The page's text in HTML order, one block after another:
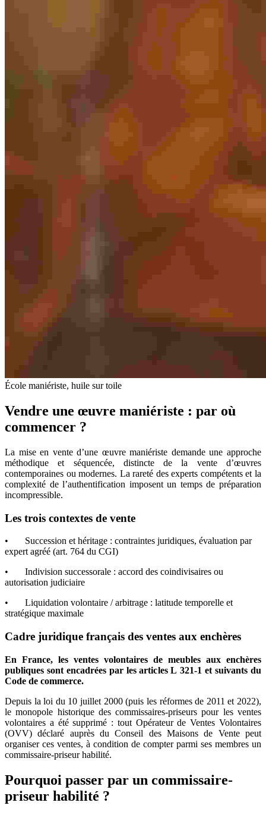
École maniériste, huile sur toile
Vendre une œuvre maniériste : par où
commencer ?
La mise en vente d’une œuvre maniériste demande une approche
méthodique et séquencée, distincte de la vente d’œuvres
contemporaines ou modernes. La rareté des experts compétents et la
complexité de l’authentification imposent un temps de préparation
incompressible.
Les trois contextes de vente
• Succession et héritage : contraintes juridiques, évaluation par
expert agréé (art. 764 du CGI)
• Indivision successorale : accord des coindivisaires ou
autorisation judiciaire
• Liquidation volontaire / arbitrage : latitude temporelle et
stratégique maximale
Cadre juridique français des ventes aux enchères
En France, les ventes volontaires de meubles aux enchères
publiques sont encadrées par les articles L 321-1 et suivants du
Code de commerce.
Depuis la loi du 10 juillet 2000 (puis les réformes de 2011 et 2022),
le monopole historique des commissaires-priseurs pour les ventes
volontaires a été supprimé : tout Opérateur de Ventes Volontaires
(OVV) déclaré auprès du Conseil des Maisons de Vente peut
organiser ces ventes, à condition de compter parmi ses membres un
commissaire-priseur habilité.
Pourquoi passer par un commissaire-
priseur habilité ?